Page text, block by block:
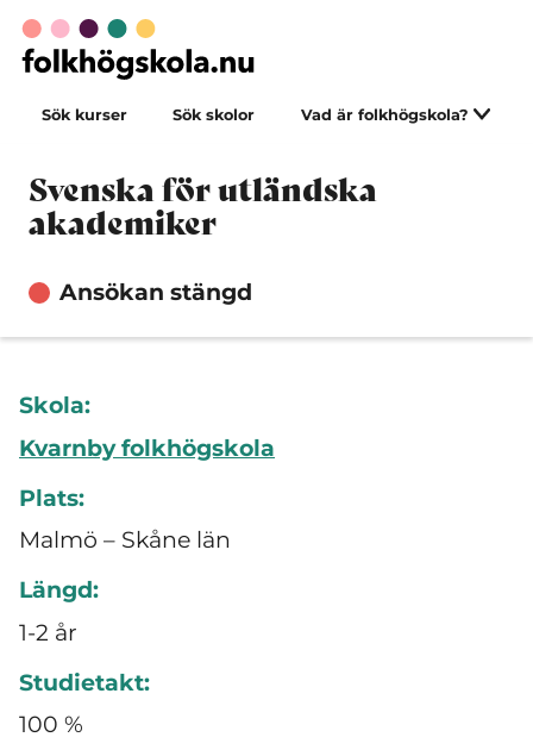
Sök kurser Sök skolor Vad är folkhögskola?
Svenska för utländska
akademiker
Ansökan stängd
Skola:
Kvarnby folkhögskola
Plats:
Malmö – Skåne län
Längd:
1-2 år
Studietakt:
100 %